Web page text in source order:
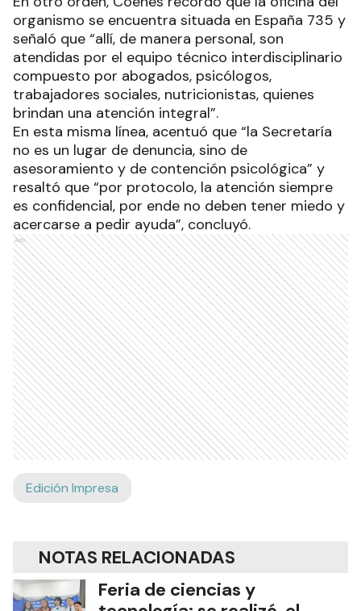
organismo se encuentra situada en España 735 y
señaló que “allí, de manera personal, son
atendidas por el equipo técnico interdisciplinario
compuesto por abogados, psicólogos,
trabajadores sociales, nutricionistas, quienes
brindan una atención integral”.
En esta misma línea, acentuó que “la Secretaría
no es un lugar de denuncia, sino de
asesoramiento y de contención psicológica” y
resaltó que “por protocolo, la atención siempre
es confidencial, por ende no deben tener miedo y
acercarse a pedir ayuda”, concluyó.
Ads
Edición Impresa
NOTAS RELACIONADAS
Feria de ciencias y